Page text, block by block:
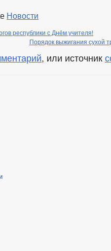
Новости
республики с Днём учителя!
Порядок выжигания сухой
, или источник